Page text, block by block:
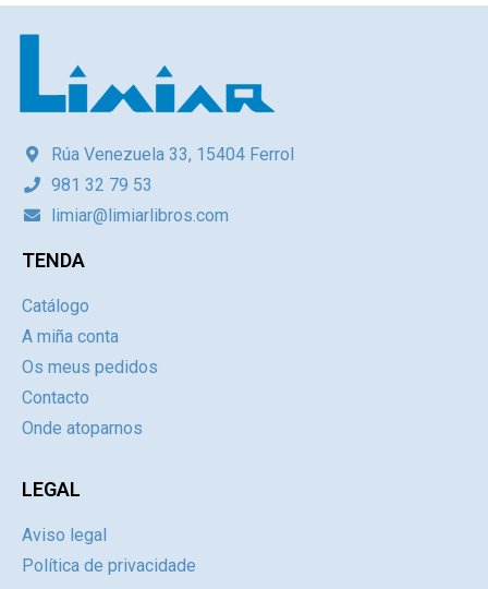
Rúa Venezuela 33, 15404 Ferrol
981 32 79 53
limiar@limiarlibros.com
TENDA
Catálogo
A miña conta
Os meus pedidos
Contacto
Onde atoparnos
LEGAL
Aviso legal
Política de privacidade